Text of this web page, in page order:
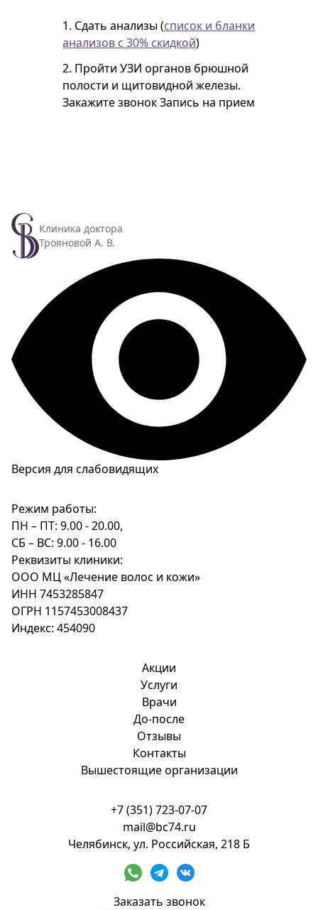
1. Сдать анализы (список и бланки
анализов с 30% скидкой)
2. Пройти УЗИ органов брюшной
полости и щитовидной железы.
Закажите звонокЗапись на прием
Клиника доктора
Трояновой А. В.
Версия для слабовидящих
Режим работы:
ПН – ПТ: 9.00 - 20.00,
СБ – ВС: 9.00 - 16.00
Реквизиты клиники:
ООО МЦ «Лечение волос и кожи»
ИНН 7453285847
ОГРН 1157453008437
Индекс: 454090
Акции
Услуги
Врачи
До-после
Отзывы
Контакты
Вышестоящие организации
+7 (351) 723-07-07
mail@bc74.ru
Челябинск, ул. Российская, 218 Б
Заказать звонок